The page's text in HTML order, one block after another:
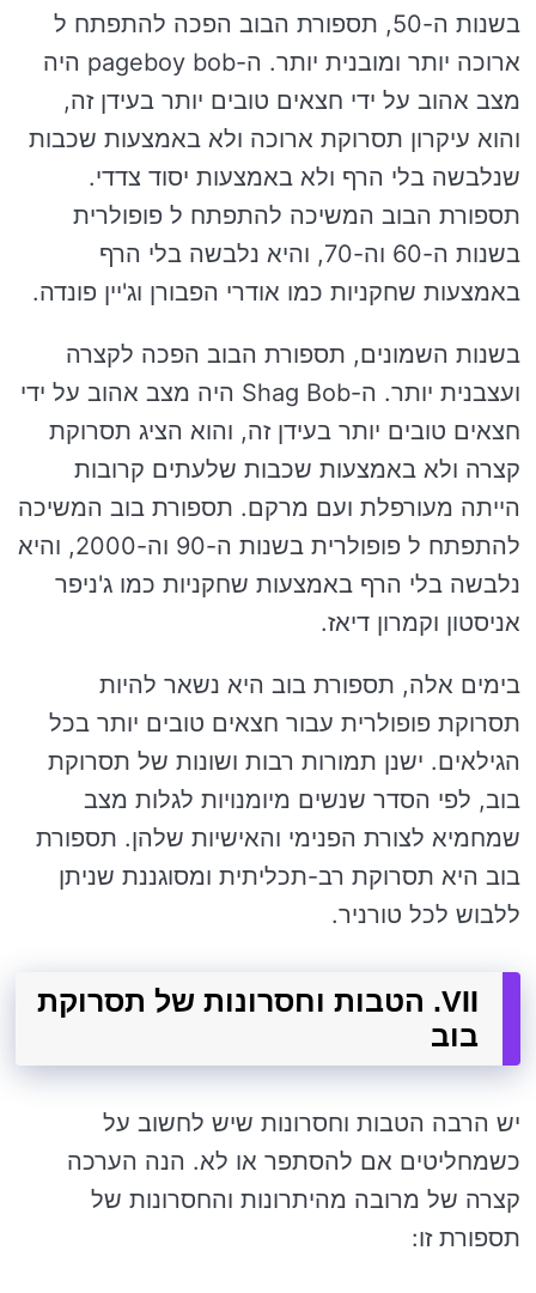
בשנות ה-50, תספורת הבוב הפכה להתפתח ל
ארוכה יותר ומובנית יותר. ה-pageboy bob היה
מצב אהוב על ידי חצאים טובים יותר בעידן זה,
והוא עיקרון תסרוקת ארוכה ולא באמצעות שכבות
שנלבשה בלי הרף ולא באמצעות יסוד צדדי.
תספורת הבוב המשיכה להתפתח ל פופולרית
בשנות ה-60 וה-70, והיא נלבשה בלי הרף
באמצעות שחקניות כמו אודרי הפבורן וג'יין פונדה.
בשנות השמונים, תספורת הבוב הפכה לקצרה
ועצבנית יותר. ה-Shag Bob היה מצב אהוב על ידי
חצאים טובים יותר בעידן זה, והוא הציג תסרוקת
קצרה ולא באמצעות שכבות שלעתים קרובות
הייתה מעורפלת ועם מרקם. תספורת בוב המשיכה
להתפתח ל פופולרית בשנות ה-90 וה-2000, והיא
נלבשה בלי הרף באמצעות שחקניות כמו ג'ניפר
אניסטון וקמרון דיאז.
בימים אלה, תספורת בוב היא נשאר להיות
תסרוקת פופולרית עבור חצאים טובים יותר בכל
הגילאים. ישנן תמורות רבות ושונות של תסרוקת
בוב, לפי הסדר שנשים מיומנויות לגלות מצב
שמחמיא לצורת הפנימי והאישיות שלהן. תספורת
בוב היא תסרוקת רב-תכליתית ומסוגננת שניתן
ללבוש לכל טורניר.
VII. הטבות וחסרונות של תסרוקת
בוב
יש הרבה הטבות וחסרונות שיש לחשוב על
כשמחליטים אם להסתפר או לא. הנה הערכה
קצרה של מרובה מהיתרונות והחסרונות של
תספורת זו: